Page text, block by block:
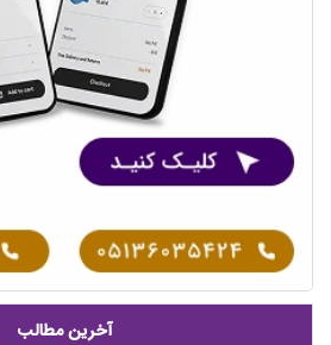
آخرین مطالب